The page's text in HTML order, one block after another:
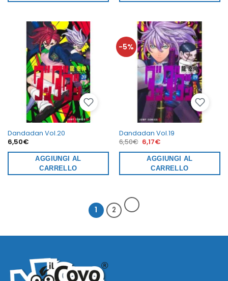
Dandadan Vol.20
6,50€
AGGIUNGI AL
CARRELLO
-5%
Dandadan Vol.19
6,50€ Il
prezzo
originale
era:
6,50€.
6,17€Il
prezzo
attuale
è:
6,17€.
AGGIUNGI AL
CARRELLO
1 2